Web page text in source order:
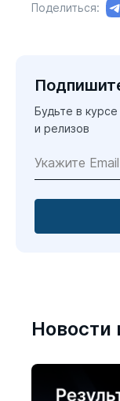
Поделиться:
Будьте в
и релизов
Новости